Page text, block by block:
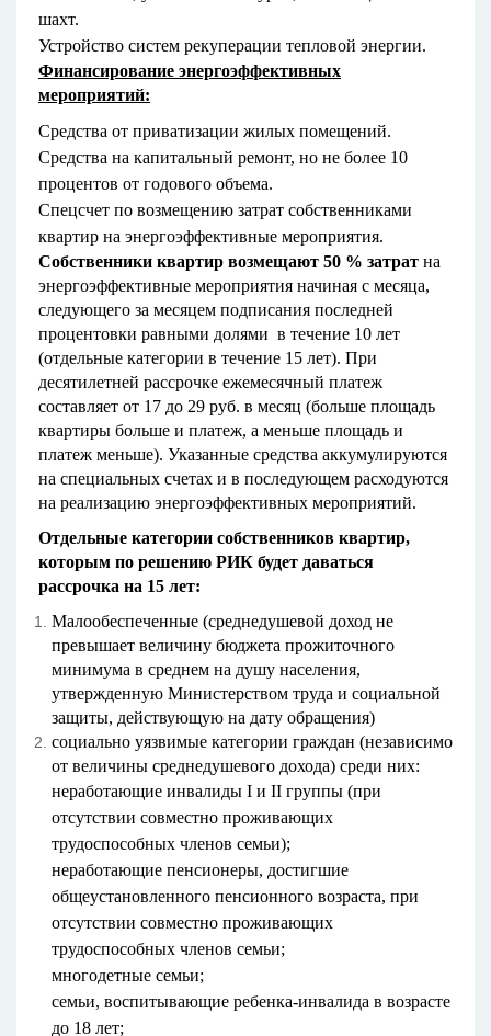
шахт.
Устройство систем рекуперации тепловой энергии.
Финансирование энергоэффективных
мероприятий:
Средства от приватизации жилых помещений.
Средства на капитальный ремонт, но не более 10
процентов от годового объема.
Спецсчет по возмещению затрат собственниками
квартир на энергоэффективные мероприятия.
Собственники квартир возмещают 50 % затрат на
энергоэффективные мероприятия начиная с месяца,
следующего за месяцем подписания последней
процентовки равными долями в течение 10 лет
(отдельные категории в течение 15 лет). При
десятилетней рассрочке ежемесячный платеж
составляет от 17 до 29 руб. в месяц (больше площадь
квартиры больше и платеж, а меньше площадь и
платеж меньше). Указанные средства аккумулируются
на специальных счетах и в последующем расходуются
на реализацию энергоэффективных мероприятий.
Отдельные категории собственников квартир,
которым по решению РИК будет даваться
рассрочка на 15 лет:
Малообеспеченные (среднедушевой доход не
превышает величину бюджета прожиточного
минимума в среднем на душу населения,
утвержденную Министерством труда и социальной
защиты, действующую на дату обращения)
социально уязвимые категории граждан (независимо
от величины среднедушевого дохода) среди них:
неработающие инвалиды I и II группы (при
отсутствии совместно проживающих
трудоспособных членов семьи);
неработающие пенсионеры, достигшие
общеустановленного пенсионного возраста, при
отсутствии совместно проживающих
трудоспособных членов семьи;
многодетные семьи;
семьи, воспитывающие ребенка-инвалида в возрасте
до 18 лет;